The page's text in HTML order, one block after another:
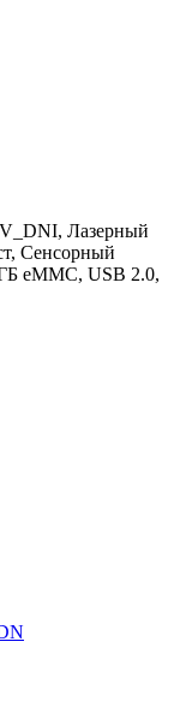
Лазерный
Сенсорный
eMMC, USB 2.0,